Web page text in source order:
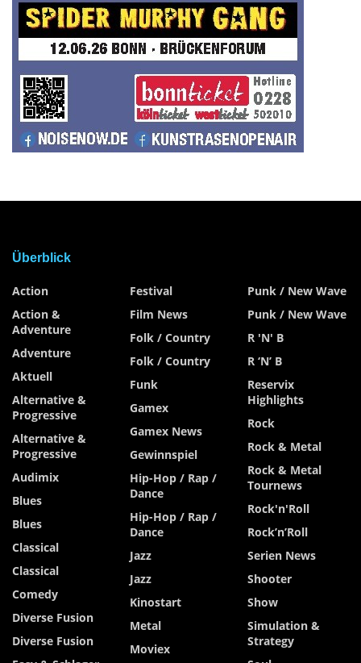
Überblick
Action
Action &
Adventure
Adventure
Aktuell
Alternative &
Progressive
Alternative &
Progressive
Audimix
Blues
Blues
Classical
Classical
Comedy
Diverse Fusion
Diverse Fusion
Festival
Film News
Folk / Country
Folk / Country
Funk
Gamex
Gamex News
Gewinnspiel
Hip-Hop / Rap /
Dance
Hip-Hop / Rap /
Dance
Jazz
Jazz
Kinostart
Metal
Moviex
Punk / New Wave
Punk / New Wave
R 'n' B
R ‘n’ B
Reservix
Highlights
Rock
Rock & Metal
Rock & Metal
Tournews
Rock'n'Roll
Rock’n’Roll
Serien News
Shooter
Show
Simulation &
Strategy